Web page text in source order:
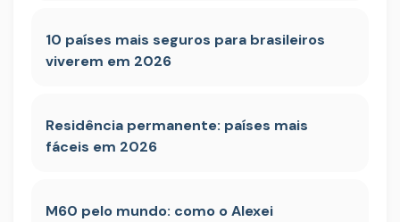
10 países mais seguros para brasileiros
viverem em 2026
Residência permanente: países mais
fáceis em 2026
M60 pelo mundo: como o Alexei